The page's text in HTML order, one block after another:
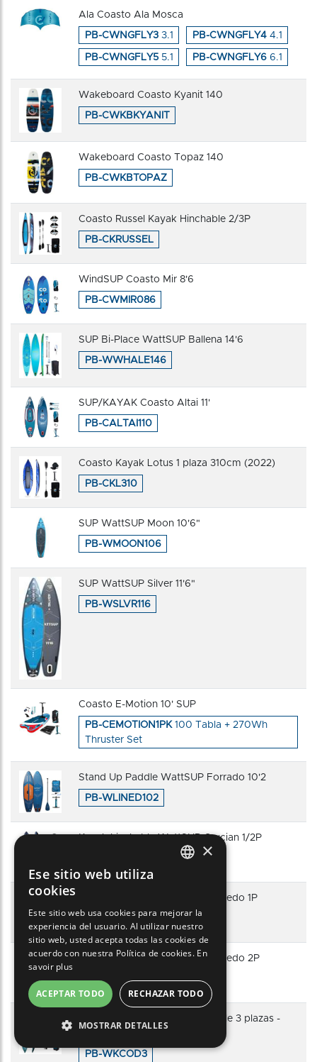
Ala Coasto Ala Mosca
PB-CWNGFLY3 3.1 PB-CWNGFLY4 4.1
PB-CWNGFLY5 5.1 PB-CWNGFLY6 6.1
Wakeboard Coasto Kyanit 140
PB-CWKBKYANIT
Wakeboard Coasto Topaz 140
PB-CWKBTOPAZ
Coasto Russel Kayak Hinchable 2/3P
PB-CKRUSSEL
WindSUP Coasto Mir 8'6
PB-CWMIR086
SUP Bi-Place WattSUP Ballena 14'6
PB-WWHALE146
SUP/KAYAK Coasto Altai 11'
PB-CALTAI110
Coasto Kayak Lotus 1 plaza 310cm (2022)
PB-CKL310
SUP WattSUP Moon 10'6"
PB-WMOON106
SUP WattSUP Silver 11'6"
PB-WSLVR116
Coasto E-Motion 10' SUP
PB-CEMOTION1PK 100 Tabla + 270Wh
Thruster Set
Stand Up Paddle WattSUP Forrado 10'2
PB-WLINED102
Kayak hinchable WattSUP Crucian 1/2P
Kayak hinchable WattSUP Torpedo 1P
PB-WKTOR1
Kayak hinchable WattSUP Torpedo 2P
PB-WKTOR2
WattSUP COD - Kayak hinchable 3 plazas -
PB-WKCOD3
SPANISH
ITALIAN
GERMAN
×
Ese sitio web utiliza
cookies
Este sitio web usa cookies para mejorar la
experiencia del usuario. Al utilizar nuestro
sitio web, usted acepta todas las cookies de
acuerdo con nuestra Política de cookies. En
savoir plus
ACEPTAR TODO RECHAZAR TODO
MOSTRAR DETALLES